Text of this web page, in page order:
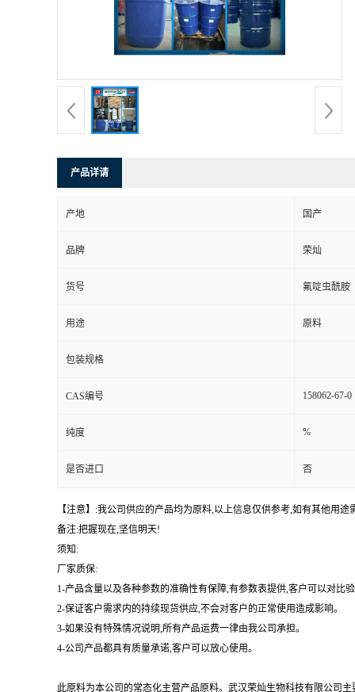
产品详请
产地 国产
品牌 荣灿
货号 氟啶虫酰胺
用途 原料
包装规格
CAS编号 158062-67-0
纯度 %
是否进口 否
【注意】:我公司供应的产品均为原料,以上信息仅供参考,如有其他用
备注:把握现在,坚信明天!
须知:
厂家质保:
1-产品含量以及各种参数的准确性有保障,有参数表提供,客户可以对比
2-保证客户需求内的持续现货供应,不会对客户的正常使用造成影响。
3-如果没有特殊情况说明,所有产品运费一律由我公司承担。
4-公司产品都具有质量承诺,客户可以放心使用。
此原料为本公司的常态化主营产品原料。武汉荣灿生物科技有限公司